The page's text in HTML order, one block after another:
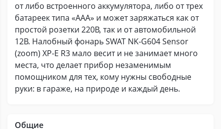
от либо встроенного аккумулятора, либо от трех
батареек типа «ААА» и может заряжаться как от
простой розетки 220В, так и от автомобильной
12В. Налобный фонарь SWAT NK-G604 Sensor
(zoom) XP-E R3 мало весит и не занимает много
места, что делает прибор незаменимым
помощником для тех, кому нужны свободные
руки: в гараже, на природе и каждый день.
Общие